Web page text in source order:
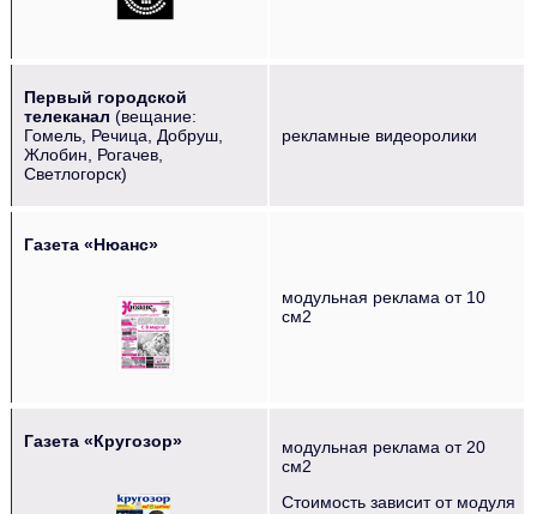
Первый городской
телеканал (вещание:
Гомель, Речица, Добруш,
Жлобин, Рогачев,
Светлогорск)
рекламные видеоролики
Газета «Нюанс»
модульная реклама от 10
см2
Газета «Кругозор»
модульная реклама от 20
см2
Стоимость зависит от модуля